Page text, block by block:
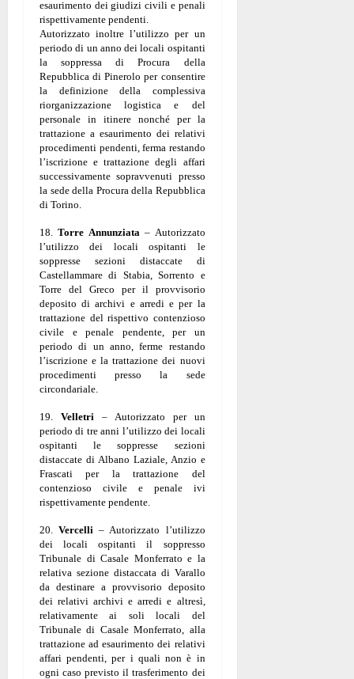
esaurimento dei giudizi civili e penali
rispettivamente pendenti.
Autorizzato inoltre l’utilizzo per un
periodo di un anno dei locali ospitanti
la soppressa di Procura della
Repubblica di Pinerolo per consentire
la definizione della complessiva
riorganizzazione logistica e del
personale in itinere nonché per la
trattazione a esaurimento dei relativi
procedimenti pendenti, ferma restando
l’iscrizione e trattazione degli affari
successivamente sopravvenuti presso
la sede della Procura della Repubblica
di Torino.
18.Torre Annunziata – Autorizzato
l’utilizzo dei locali ospitanti le
soppresse sezioni distaccate di
Castellammare di Stabia, Sorrento e
Torre del Greco per il provvisorio
deposito di archivi e arredi e per la
trattazione del rispettivo contenzioso
civile e penale pendente, per un
periodo di un anno, ferme restando
l’iscrizione e la trattazione dei nuovi
procedimenti presso la sede
circondariale.
19. Velletri – Autorizzato per un
periodo di tre anni l’utilizzo dei locali
ospitanti le soppresse sezioni
distaccate di Albano Laziale, Anzio e
Frascati per la trattazione del
contenzioso civile e penale ivi
rispettivamente pendente.
20.Vercelli– Autorizzato l’utilizzo
dei locali ospitanti il soppresso
Tribunale di Casale Monferrato e la
relativa sezione distaccata di Varallo
da destinare a provvisorio deposito
dei relativi archivi e arredi e altresì,
relativamente ai soli locali del
Tribunale di Casale Monferrato, alla
trattazione ad esaurimento dei relativi
affari pendenti, per i quali non è in
ogni caso previsto il trasferimento dei